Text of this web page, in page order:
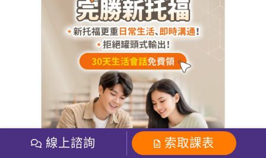
線上諮詢 索取課表